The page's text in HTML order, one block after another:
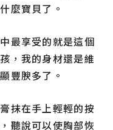
麼寶貝了。
最享受的就是這個
，我的身材還是維
豐腴多了。
抹在手上輕輕的按
聽說可以使胸部恢